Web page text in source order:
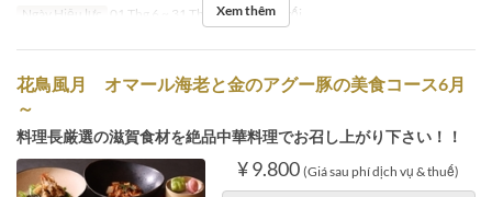
Ngày Hiệu lực 01 Thg 6 ~ 31 Thg 8 Bữa Bữa tối
Xem thêm
花鳥風月 オマール海老と金のアグー豚の美食コース6月
～
料理長厳選の滋賀食材を絶品中華料理でお召し上がり下さい！！
¥ 9.800 (Giá sau phí dịch vụ & thuế)